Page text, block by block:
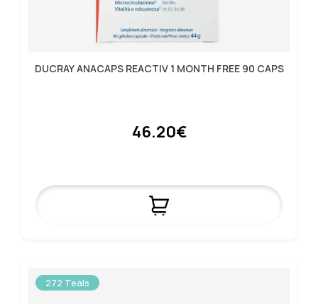
DUCRAY ANACAPS REACTIV 1 MONTH FREE 90 CAPS
46.20€
272 Teals